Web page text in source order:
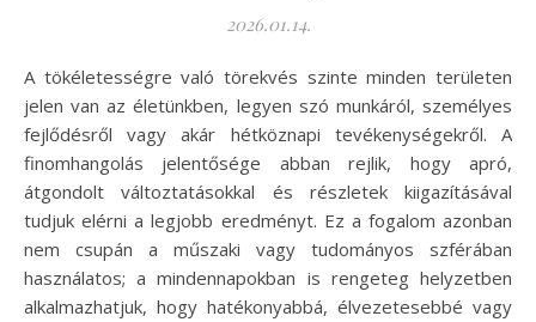
2026.01.14.
A tökéletességre való törekvés szinte minden területen
jelen van az életünkben, legyen szó munkáról, személyes
fejlődésről vagy akár hétköznapi tevékenységekről. A
finomhangolás jelentősége abban rejlik, hogy apró,
átgondolt változtatásokkal és részletek kiigazításával
tudjuk elérni a legjobb eredményt. Ez a fogalom azonban
nem csupán a műszaki vagy tudományos szférában
használatos; a mindennapokban is rengeteg helyzetben
alkalmazhatjuk, hogy hatékonyabbá, élvezetesebbé vagy